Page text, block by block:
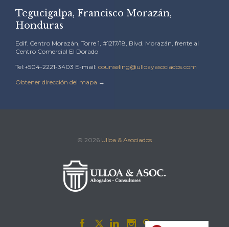
Tegucigalpa, Francisco Morazán,
Honduras
Edif. Centro Morazán, Torre 1, #1217/18, Blvd. Morazán, frente al
Centro Comercial El Dorado
Tel:+504-2221-3403 E-mail: counseling@ulloayasociados.com
Obtener dirección del mapa →
© 2026 Ulloa & Asociados
    